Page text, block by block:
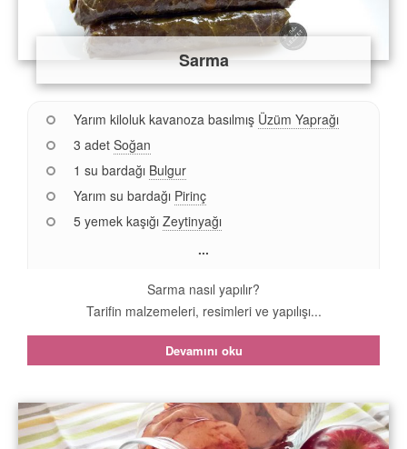
Sarma
Yarım kiloluk kavanoza basılmış Üzüm Yaprağı
3 adet Soğan
1 su bardağı Bulgur
Yarım su bardağı Pirinç
5 yemek kaşığı Zeytinyağı
...
Sarma nasıl yapılır?
Tarifin malzemeleri, resimleri ve yapılışı...
Devamını oku